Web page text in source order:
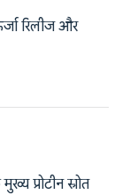
रिलीज और
प्रोटीन स्रोत